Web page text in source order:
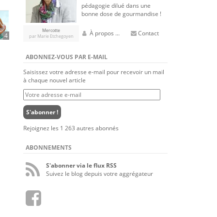
4
pédagogie dilué dans une
bonne dose de gourmandise !
Mercotte
par Marie Etchegoyen
À propos ... Contact
ABONNEZ-VOUS PAR E-MAIL
Saisissez votre adresse e-mail pour recevoir un mail
à chaque nouvel article
Votre
adresse
e-
mail
S'abonner !
Rejoignez les 1 263 autres abonnés
ABONNEMENTS
S'abonner via le flux RSS
Suivez le blog depuis votre aggrégateur